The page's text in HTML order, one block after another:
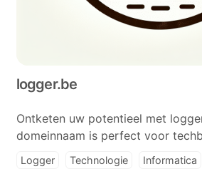
logger.be
Ontketen uw potentieel met
domeinnaam is perfect voor
Logger Technologie Informatica